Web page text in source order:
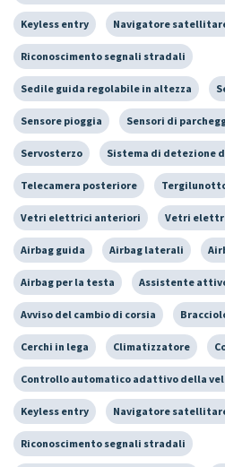
Keyless entry Navigatore
Riconoscimento segnali stradali
Sedile guida regolabile in altezza
Sensore pioggia Sensori di
Servosterzo Sistema di detezione
Telecamera posteriore
Vetri elettrici anteriori Vetri
Airbag guida Airbag laterali
Airbag per la testa Assistente
Avviso del cambio di corsia
Cerchi in lega Climatizzatore
Controllo automatico adattivo della
Keyless entry Navigatore
Riconoscimento segnali stradali